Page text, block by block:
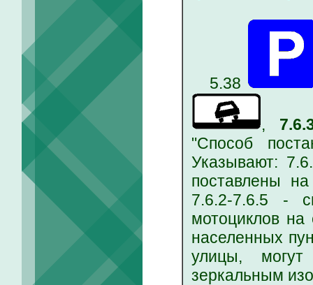
5.38
,
"Способ
Указывают:
поставлены
7.6.2-7.6.5 -
мотоциклов на
населенных
улицы,
зеркальным